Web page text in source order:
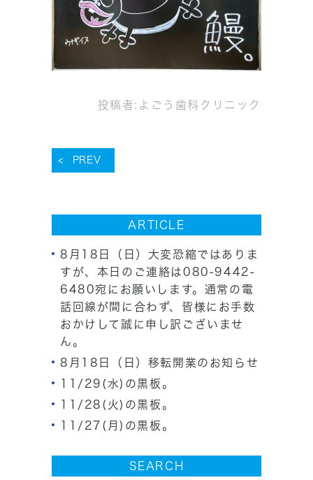
投稿者: よごう歯科クリニック
PREV
ARTICLE
8月18日（日）大変恐縮ではありま
すが、本日のご連絡は080-9442-
6480宛にお願いします。通常の電
話回線が間に合わず、皆様にお手数
おかけして誠に申し訳ございませ
ん。
8月18日（日）移転開業のお知らせ
11/29(水)の黒板。
11/28(火)の黒板。
11/27(月)の黒板。
SEARCH